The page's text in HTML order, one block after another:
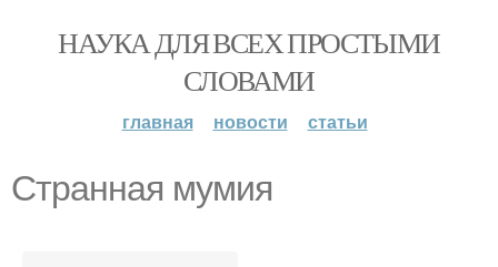
НАУКА ДЛЯ ВСЕХ ПРОСТЫМИ
СЛОВАМИ
главная новости статьи
Странная мумия